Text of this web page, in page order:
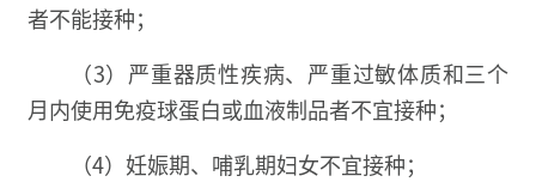
者不能接种；
（3）严重器质性疾病、严重过敏体质和三个
月内使用免疫球蛋白或血液制品者不宜接种；
（4）妊娠期、哺乳期妇女不宜接种；